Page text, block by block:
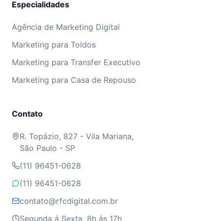
Especialidades
Agência de Marketing Digital
Marketing para Toldos
Marketing para Transfer Executivo
Marketing para Casa de Repouso
Contato
R. Topázio, 827 - Vila Mariana,
São Paulo - SP
(11) 96451-0628
(11) 96451-0628
contato@rfcdigital.com.br
Segunda á Sexta, 8h ás 17h